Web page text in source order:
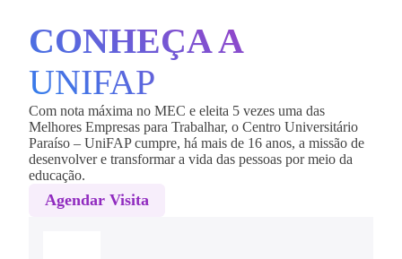
CONHEÇA A
UNIFAP
Com nota máxima no MEC e eleita 5 vezes uma das
Melhores Empresas para Trabalhar, o Centro Universitário
Paraíso – UniFAP cumpre, há mais de 16 anos, a missão de
desenvolver e transformar a vida das pessoas por meio da
educação.
Agendar Visita